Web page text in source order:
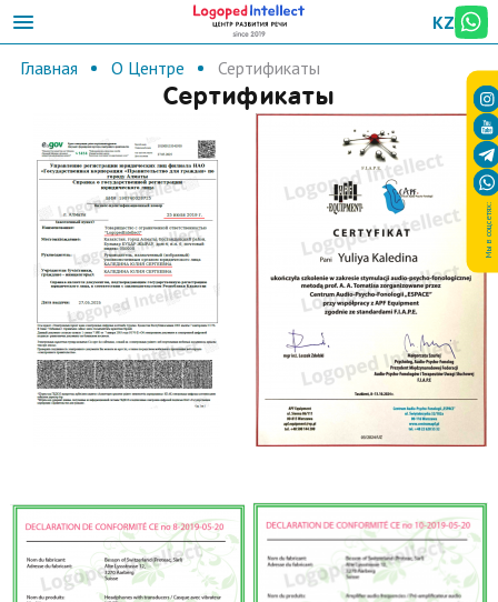
KZ
Мы в соцсетях:
Главная О Центре Сертификаты
Сертификаты